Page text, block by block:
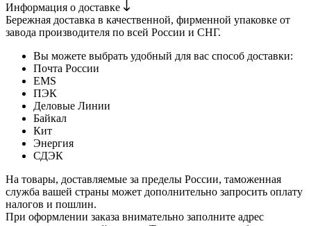
Информация о доставке
Бережная доставка в качественной, фирменной упаковке от
завода производителя по всей России и СНГ.
Вы можете выбрать удобный для вас способ доставки:
Почта России
EMS
ПЭК
Деловые Линии
Байкал
Кит
Энергия
СДЭК
На товары, доставляемые за пределы России, таможенная
служба вашей страны может дополнительно запросить оплату
налогов и пошлин.
При оформлении заказа внимательно заполните адрес